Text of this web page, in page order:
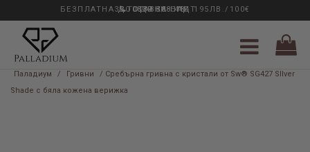
33 ГОДИНИ ОПИТ
БЕЗПЛАТНА ДОСТАВКА НАД 195ЛВ./100€
0889 888 484
Паладиум / Гривни
/ Сребърна гривна с кристали от Sw® SG427 SIlver
Shade с бяла кожена верижка